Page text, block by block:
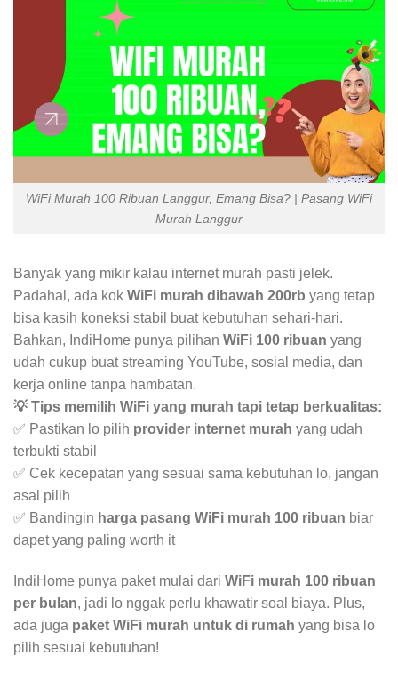
WiFi Murah 100 Ribuan Langgur, Emang Bisa? | Pasang WiFi
Murah Langgur
Banyak yang mikir kalau internet murah pasti jelek.
Padahal, ada kok WiFi murah dibawah 200rb yang tetap
bisa kasih koneksi stabil buat kebutuhan sehari-hari.
Bahkan, IndiHome punya pilihan WiFi 100 ribuan yang
udah cukup buat streaming YouTube, sosial media, dan
kerja online tanpa hambatan.
💡 Tips memilih WiFi yang murah tapi tetap berkualitas:
✅ Pastikan lo pilih provider internet murah yang udah
terbukti stabil
✅ Cek kecepatan yang sesuai sama kebutuhan lo, jangan
asal pilih
✅ Bandingin harga pasang WiFi murah 100 ribuan biar
dapet yang paling worth it
IndiHome punya paket mulai dari WiFi murah 100 ribuan
per bulan, jadi lo nggak perlu khawatir soal biaya. Plus,
ada juga paket WiFi murah untuk di rumah yang bisa lo
pilih sesuai kebutuhan!